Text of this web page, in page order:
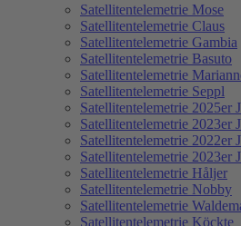
Satellitentelemetrie Mose
Satellitentelemetrie Claus
Satellitentelemetrie Gambia
Satellitentelemetrie Basuto
Satellitentelemetrie
Satellitentelemetrie Seppl
Satellitentelemetrie 2025er
Satellitentelemetrie 2023er
Satellitentelemetrie 2022er
Satellitentelemetrie 2023er
Satellitentelemetrie Håljer
Satellitentelemetrie Nobby
Satellitentelemetrie
Satellitentelemetrie Köckte